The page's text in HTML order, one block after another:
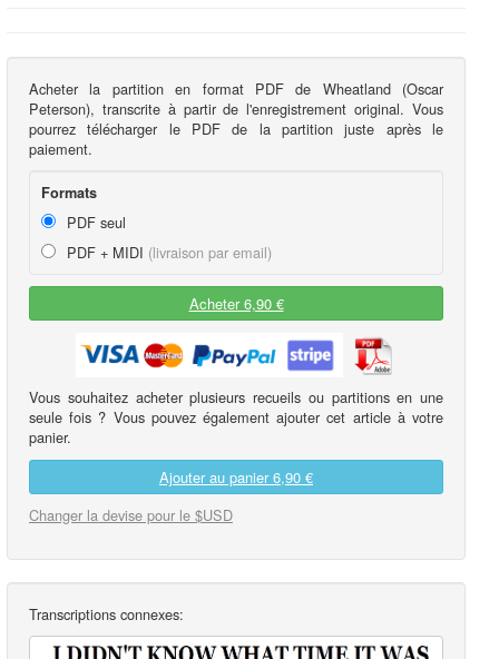
Acheter la partition en format PDF de Wheatland (Oscar
Peterson), transcrite à partir de l'enregistrement original. Vous
pourrez télécharger le PDF de la partition juste après le
paiement.
Formats
PDF seul
PDF + MIDI (livraison par email)
Acheter 6,90 €
Vous souhaitez acheter plusieurs recueils ou partitions en une
seule fois ? Vous pouvez également ajouter cet article à votre
panier.
Ajouter au panier6,90 €
Changer la devise pour le $USD
Transcriptions connexes: